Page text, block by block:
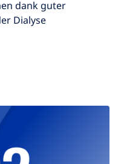
dank guter
Dialyse